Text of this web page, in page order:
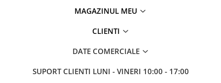
Laptop & PC accesorii, baterii,
Cablu de date si Adaptoare
Solutii solare portabile
MAGAZINUL MEU
CLIENTI
DATE COMERCIALE
SUPORT CLIENTI LUNI - VINERI 10:00 - 17:00